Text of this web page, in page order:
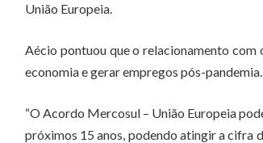
União Europeia.
Aécio pontuou que o relacionamento
economia e gerar empregos pós-pandemia.
“O Acordo Mercosul – União Europeia
próximos 15 anos, podendo atingir a cifra